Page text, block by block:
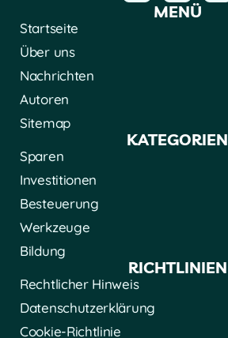
MENÜ
Startseite
Über uns
Nachrichten
Autoren
Sitemap
KATEGORIEN
Sparen
Investitionen
Besteuerung
Werkzeuge
Bildung
RICHTLINIEN
Rechtlicher Hinweis
Datenschutzerklärung
Cookie-Richtlinie